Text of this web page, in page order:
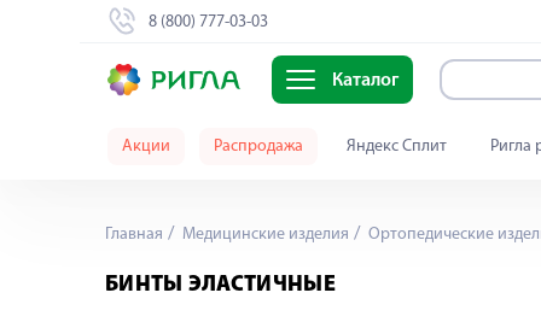
8 (800) 777-03-03
Каталог
Акции Распродажа Яндекс Сплит Ригла
Главная Медицинские изделия Ортопедические
БИНТЫ ЭЛАСТИЧНЫЕ